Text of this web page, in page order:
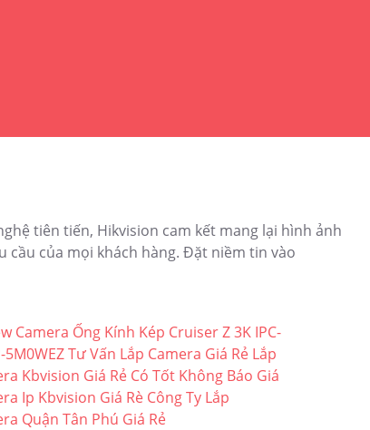
tiên tiến, Hikvision cam kết mang lại hình ảnh
cầu của mọi khách hàng. Đặt niềm tin vào
Camera Ống Kính Kép Cruiser Z 3K IPC-
5M0WEZTư Vấn Lắp Camera Giá Rẻ Lắp
Kbvision Giá Rẻ Có Tốt Không Báo Giá
Ip Kbvision Giá Rè Công Ty Lắp
Quận Tân Phú Giá Rẻ